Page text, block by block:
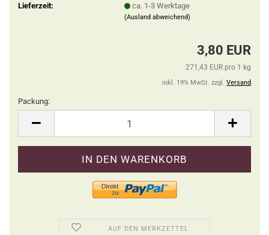
Lieferzeit:
ca. 1-3 Werktage
(Ausland abweichend)
3,80 EUR
271,43 EUR pro 1 kg
inkl. 19% MwSt. zzgl. Versand
Packung:
AUF DEN MERKZETTEL